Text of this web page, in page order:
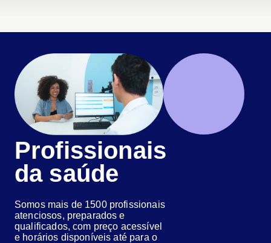
Profissionais
da saúde
Somos mais de 1500 profissionais
atenciosos, preparados e
qualificados, com preço acessível
e horários disponíveis até para o